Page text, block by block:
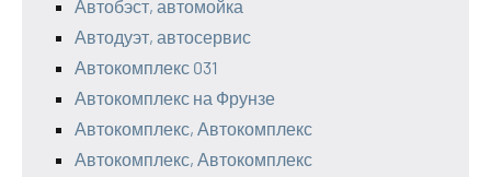
Автобэст, автомойка
Автодуэт, автосервис
Автокомплекс 031
Автокомплекс на Фрунзе
Автокомплекс, Автокомплекс
Автокомплекс, Автокомплекс